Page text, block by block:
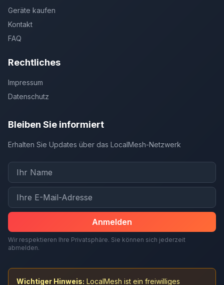
Geräte kaufen
Kontakt
FAQ
Rechtliches
Impressum
Datenschutz
Bleiben Sie informiert
Erhalten Sie Updates über das LocalMesh-Netzwerk
Anmelden
Wir respektieren Ihre Privatsphäre. Sie können sich jederzeit
abmelden.
Wichtiger Hinweis: LocalMesh ist ein freiwilliges